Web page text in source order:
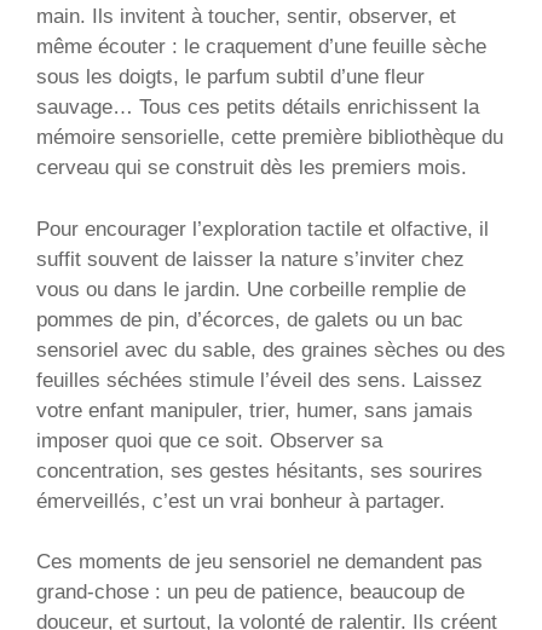
main. Ils invitent à toucher, sentir, observer, et
même écouter : le craquement d’une feuille sèche
sous les doigts, le parfum subtil d’une fleur
sauvage… Tous ces petits détails enrichissent la
mémoire sensorielle, cette première bibliothèque du
cerveau qui se construit dès les premiers mois.
Pour encourager l’exploration tactile et olfactive, il
suffit souvent de laisser la nature s’inviter chez
vous ou dans le jardin. Une corbeille remplie de
pommes de pin, d’écorces, de galets ou un bac
sensoriel avec du sable, des graines sèches ou des
feuilles séchées stimule l’éveil des sens. Laissez
votre enfant manipuler, trier, humer, sans jamais
imposer quoi que ce soit. Observer sa
concentration, ses gestes hésitants, ses sourires
émerveillés, c’est un vrai bonheur à partager.
Ces moments de jeu sensoriel ne demandent pas
grand-chose : un peu de patience, beaucoup de
douceur, et surtout, la volonté de ralentir. Ils créent